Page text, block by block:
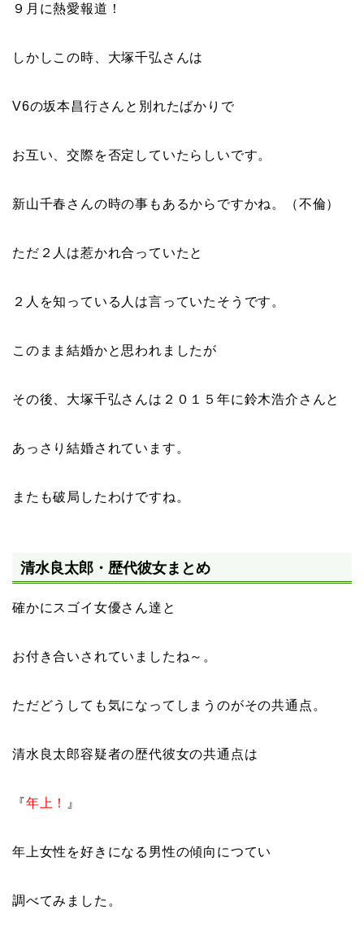
９月に熱愛報道！
しかしこの時、大塚千弘さんは
V6の坂本昌行さんと別れたばかりで
お互い、交際を否定していたらしいです。
新山千春さんの時の事もあるからですかね。（不倫）
ただ２人は惹かれ合っていたと
２人を知っている人は言っていたそうです。
このまま結婚かと思われましたが
その後、大塚千弘さんは２０１５年に鈴木浩介さんと
あっさり結婚されています。
またも破局したわけですね。
清水良太郎・歴代彼女まとめ
確かにスゴイ女優さん達と
お付き合いされていましたね～。
ただどうしても気になってしまうのがその共通点。
清水良太郎容疑者の歴代彼女の共通点は
『年上！ 』
年上女性を好きになる男性の傾向につてい
調べてみました。